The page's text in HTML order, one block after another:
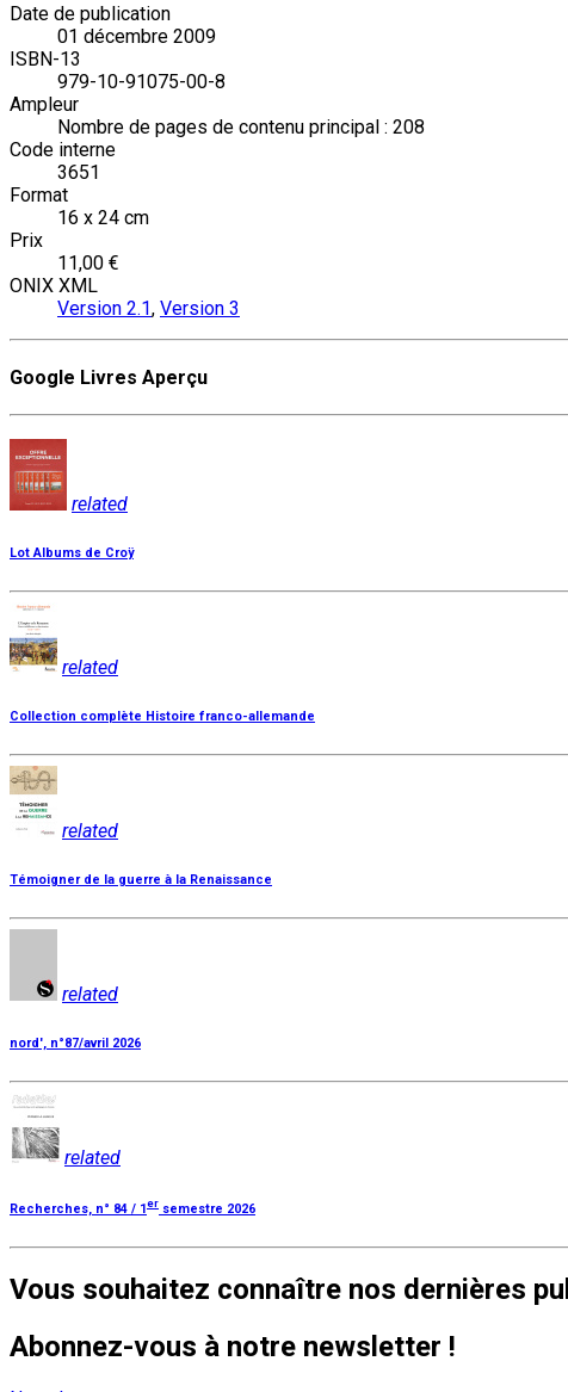
Date de publication
01 décembre 2009
ISBN-13
979-10-91075-00-8
Ampleur
Nombre de pages de contenu principal : 208
Code interne
3651
Format
16 x 24 cm
Prix
11,00 €
ONIX XML
Version 2.1, Version 3
Google Livres Aperçu
related
Lot Albums de Croÿ
related
Collection complète Histoire franco-allemande
related
Témoigner de la guerre à la Renaissance
related
nord', n°87/avril 2026
related
Recherches, n° 84 / 1 er semestre 2026
Vous souhaitez connaître nos dernières
Abonnez-vous à notre newsletter !